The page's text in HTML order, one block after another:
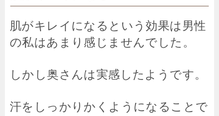
肌がキレイになるという効果は男性
の私はあまり感じませんでした。
しかし奥さんは実感したようです。
汗をしっかりかくようになることで